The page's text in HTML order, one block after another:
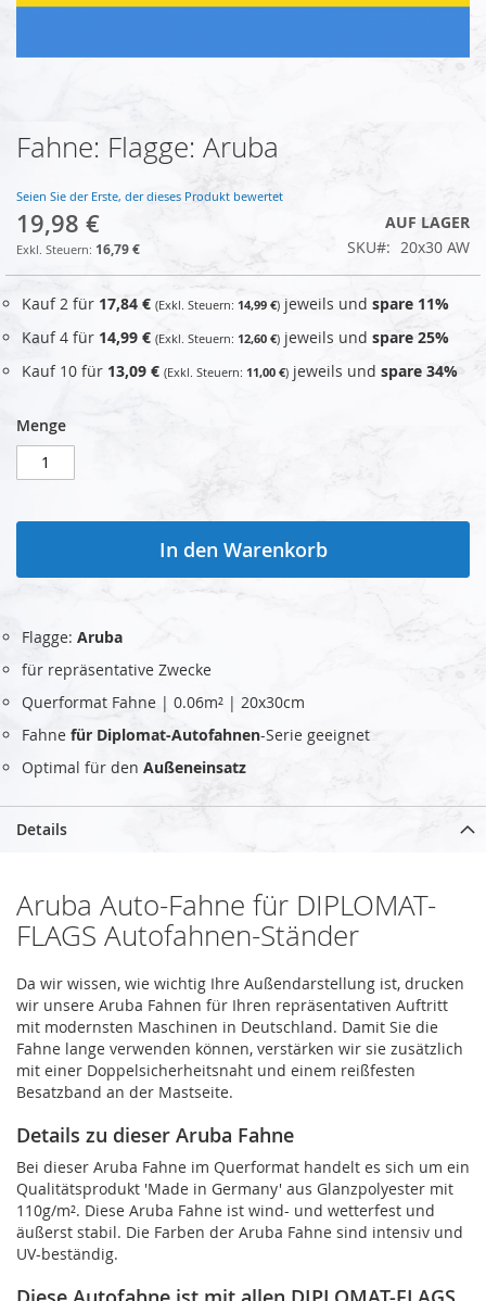
Zum
Anfang
Bildgalerie
springen
Fahne: Flagge: Aruba
Seien Sie der Erste, der dieses Produkt bewertet
19,98 €
16,79 €
AUF LAGER
SKU
20x30 AW
Kauf 2 für 17,84 € 14,99 € jeweils und spare 11%
Kauf 4 für 14,99 € 12,60 € jeweils und spare 25%
Kauf 10 für 13,09 € 11,00 € jeweils und spare 34%
Menge
In den Warenkorb
Flagge: Aruba
für repräsentative Zwecke
Querformat Fahne | 0.06m² | 20x30cm
Fahne für Diplomat-Autofahnen-Serie geeignet
Optimal für den Außeneinsatz
Details
Aruba Auto-Fahne für DIPLOMAT-
FLAGS Autofahnen-Ständer
Da wir wissen, wie wichtig Ihre Außendarstellung ist, drucken
wir unsere Aruba Fahnen für Ihren repräsentativen Auftritt
mit modernsten Maschinen in Deutschland. Damit Sie die
Fahne lange verwenden können, verstärken wir sie zusätzlich
mit einer Doppelsicherheitsnaht und einem reißfesten
Besatzband an der Mastseite.
Details zu dieser Aruba Fahne
Bei dieser Aruba Fahne im Querformat handelt es sich um ein
Qualitätsprodukt 'Made in Germany' aus Glanzpolyester mit
110g/m². Diese Aruba Fahne ist wind- und wetterfest und
äußerst stabil. Die Farben der Aruba Fahne sind intensiv und
UV-beständig.